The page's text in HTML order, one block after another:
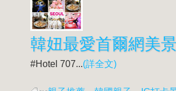
韓妞最愛首爾網美
​ #Hotel 707 ​ ​ ...(詳全文)